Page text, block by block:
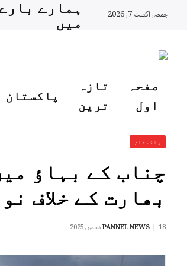
جمعہ, اگست 7, 2026 ہمارے
میں
صفحہ
اول
تازہ
ترین
پاکستان
پاکستان
چناب کے بہاؤ
بھارت کے خلاف
PANNEL NEWS 18 دسمبر, 2025